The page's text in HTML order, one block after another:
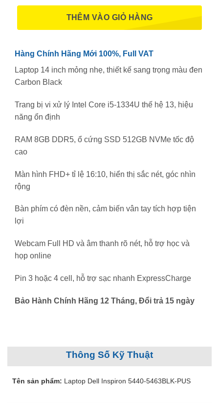
THÊM VÀO GIỎ HÀNG
Hàng Chính Hãng Mới 100%, Full VAT
Laptop 14 inch mỏng nhẹ, thiết kế sang trọng màu đen
Carbon Black
Trang bị vi xử lý Intel Core i5-1334U thế hệ 13, hiệu
năng ổn định
RAM 8GB DDR5, ổ cứng SSD 512GB NVMe tốc độ
cao
Màn hình FHD+ tỉ lệ 16:10, hiển thị sắc nét, góc nhìn
rộng
Bàn phím có đèn nền, cảm biến vân tay tích hợp tiện
lợi
Webcam Full HD và âm thanh rõ nét, hỗ trợ học và
họp online
Pin 3 hoặc 4 cell, hỗ trợ sạc nhanh ExpressCharge
Bảo Hành Chính Hãng 12 Tháng, Đổi trả 15 ngày
Thông Số Kỹ Thuật
Tên sản phẩm: Laptop Dell Inspiron 5440-5463BLK-PUS